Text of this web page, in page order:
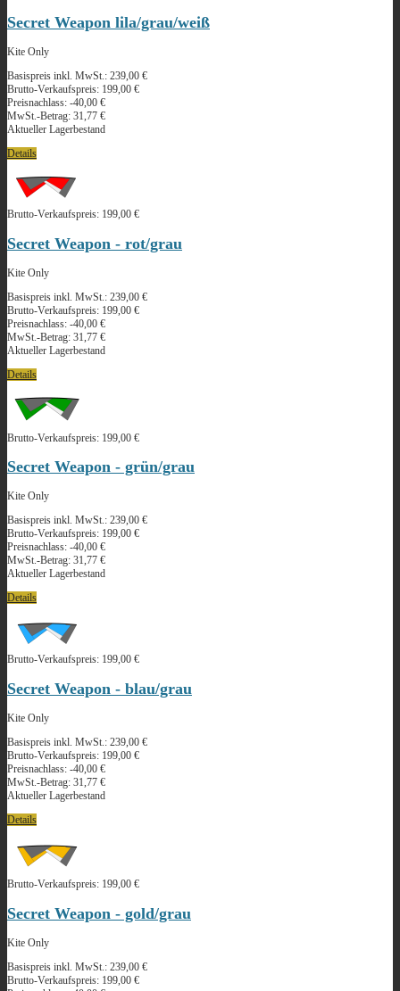
Secret Weapon lila/grau/weiß
Kite Only
Basispreis inkl. MwSt.: 239,00 €
Brutto-Verkaufspreis: 199,00 €
Preisnachlass: -40,00 €
MwSt.-Betrag: 31,77 €
Aktueller Lagerbestand
Details
Brutto-Verkaufspreis: 199,00 €
Secret Weapon - rot/grau
Kite Only
Basispreis inkl. MwSt.: 239,00 €
Brutto-Verkaufspreis: 199,00 €
Preisnachlass: -40,00 €
MwSt.-Betrag: 31,77 €
Aktueller Lagerbestand
Details
Brutto-Verkaufspreis: 199,00 €
Secret Weapon - grün/grau
Kite Only
Basispreis inkl. MwSt.: 239,00 €
Brutto-Verkaufspreis: 199,00 €
Preisnachlass: -40,00 €
MwSt.-Betrag: 31,77 €
Aktueller Lagerbestand
Details
Brutto-Verkaufspreis: 199,00 €
Secret Weapon - blau/grau
Kite Only
Basispreis inkl. MwSt.: 239,00 €
Brutto-Verkaufspreis: 199,00 €
Preisnachlass: -40,00 €
MwSt.-Betrag: 31,77 €
Aktueller Lagerbestand
Details
Brutto-Verkaufspreis: 199,00 €
Secret Weapon - gold/grau
Kite Only
Basispreis inkl. MwSt.: 239,00 €
Brutto-Verkaufspreis: 199,00 €